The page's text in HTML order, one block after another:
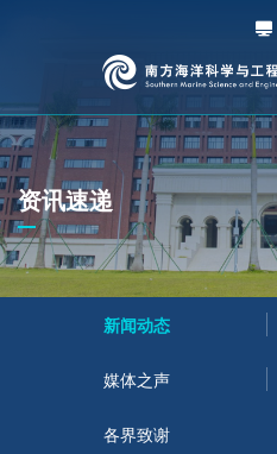
资讯速递
新闻动态
媒体之声
各界致谢